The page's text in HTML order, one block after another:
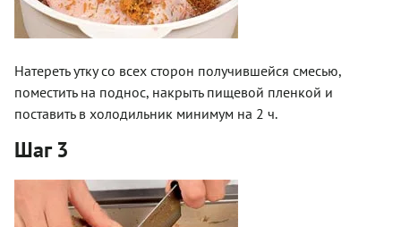
Натереть утку со всех сторон получившейся смесью,
поместить на поднос, накрыть пищевой пленкой и
поставить в холодильник минимум на 2 ч.
Шаг 3